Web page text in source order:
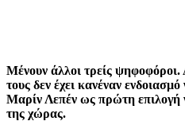
Μένουν άλλοι τρείς ψηφοφόροι.
τους δεν έχει κανέναν
Μαρίν Λεπέν ως πρώτη επιλογή
της χώρας.